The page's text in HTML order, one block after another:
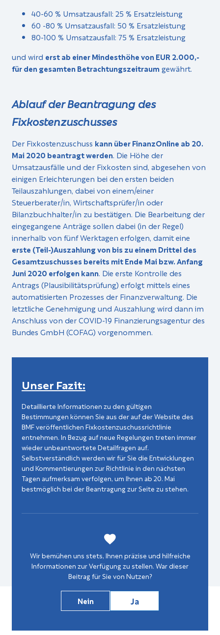
40-60 % Umsatzausfall: 25 % Ersatzleistung
60 -80 % Umsatzausfall: 50 % Ersatzleistung
80-100 % Umsatzausfall: 75 % Ersatzleistung
und wird erst ab einer Mindesthöhe von EUR 2.000,-
für den gesamten Betrachtungszeitraumgewährt.
Ablauf der Beantragung des
Fixkostenzuschusses
Der Fixkostenzuschuss kann über FinanzOnline ab 20.
Mai 2020 beantragt werden. Die Höhe der
Umsatzausfälle und der Fixkosten sind, abgesehen von
einigen Erleichterungen bei den ersten beiden
Teilauszahlungen, dabei von einem/einer
Steuerberater/in, Wirtschaftsprüfer/in oder
Bilanzbuchhalter/in zu bestätigen. Die Bearbeitung der
eingegangene Anträge sollen dabei (in der Regel)
innerhalb von fünf Werktagen erfolgen, damit eine
erste (Teil-)Auszahlung von bis zu einem Drittel des
Gesamtzuschusses bereits mit Ende Mai bzw. Anfang
Juni 2020 erfolgen kann. Die erste Kontrolle des
Antrags (Plausibilitätsprüfung) erfolgt mittels eines
automatisierten Prozesses der Finanzverwaltung. Die
letztliche Genehmigung und Auszahlung wird dann im
Anschluss von der COVID-19 Finanzierungsagentur des
Bundes GmbH (COFAG) vorgenommen.
Unser Fazit:
Detaillierte Informationen zu den gültigen
Bestimmungen können Sie aus der auf der Website des
BMF veröffentlichen Fixkostenzuschussrichtlinie
entnehmen. In Bezug auf neue Regelungen treten immer
wieder unbeantwortete Detailfragen auf.
Selbstverständlich werden wir für Sie die Entwicklungen
und Kommentierungen zur Richtlinie in den nächsten
Tagen aufmerksam verfolgen, um Ihnen ab 20. Mai
bestmöglich bei der Beantragung zur Seite zu stehen.
Wir bemühen uns stets, Ihnen präzise und hilfreiche
Informationen zur Verfügung zu stellen. War dieser
Beitrag für Sie von Nutzen?
Nein Ja